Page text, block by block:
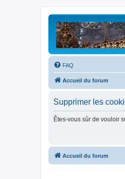
FAQ
Accueil du forum
Supprimer les
Êtes-vous sûr de vouloir
Accueil du forum